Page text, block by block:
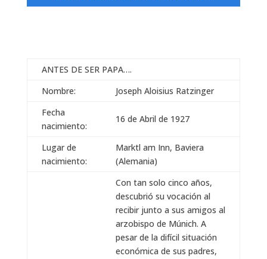
ANTES DE SER PAPA….
Nombre:
Joseph Aloisius Ratzinger
Fecha
nacimiento:
16 de Abril de 1927
Lugar de
nacimiento:
Marktl am Inn, Baviera
(Alemania)
Con tan solo cinco años,
descubrió su vocación al
recibir junto a sus amigos al
arzobispo de Múnich. A
pesar de la difícil situación
económica de sus padres,